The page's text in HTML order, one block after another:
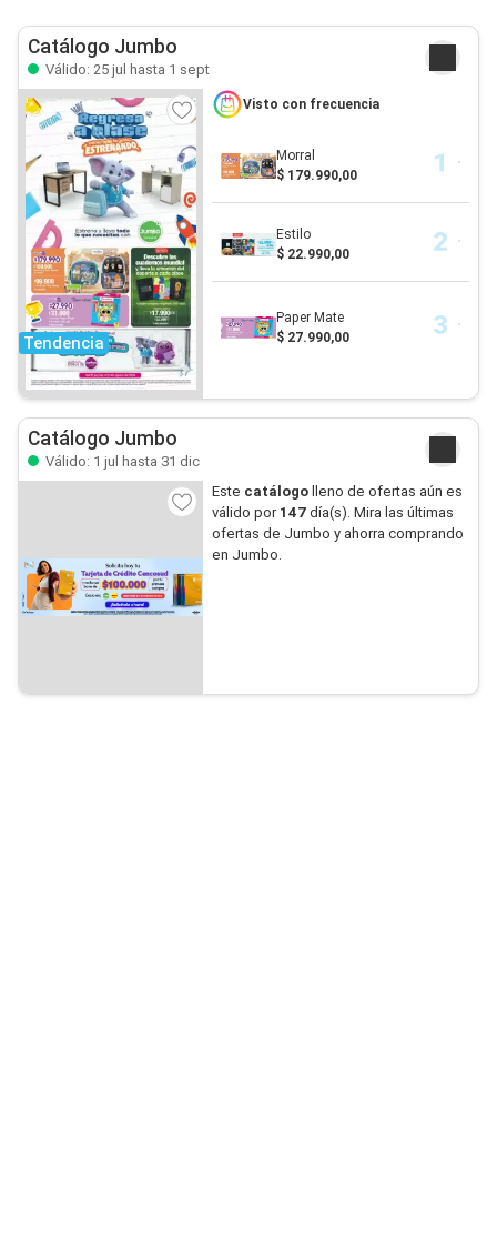
Catálogo Jumbo
Válido: 25 jul hasta 1 sept
Tendencia
Visto con frecuencia
Morral
$ 179.990,00
Estilo
$ 22.990,00
Paper Mate
$ 27.990,00
Catálogo Jumbo
Válido: 1 jul hasta 31 dic
Este catálogolleno de ofertas aún es
válido por 147día(s). Mira las últimas
ofertas de Jumbo y ahorra comprando
en Jumbo.